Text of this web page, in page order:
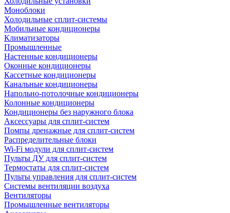
Моноблоки
Холодильные сплит-системы
Мобильные кондиционеры
Климатизаторы
Промышленные
Настенные кондиционеры
Оконные кондиционеры
Кассетные кондиционеры
Канальные кондиционеры
Напольно-потолочные кондиционеры
Колонные кондиционеры
Кондиционеры без наружного блока
Аксессуары для сплит-систем
Помпы дренажные для сплит-систем
Распределительные блоки
Wi-Fi модули для сплит-систем
Пульты ДУ для сплит-систем
Термостаты для сплит-систем
Пульты управления для сплит-систем
Системы вентиляции воздуха
Вентиляторы
Промышленные вентиляторы